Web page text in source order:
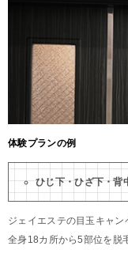
体験プランの例
ひじ下・ひざ下・背
ジェイエステの目玉キャ
全身18カ所から5部位を脱